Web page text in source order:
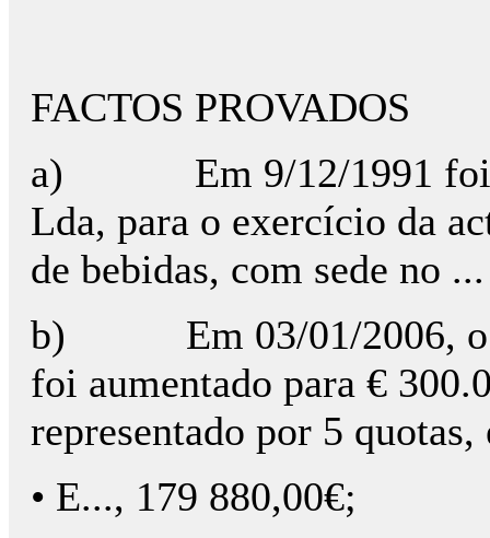
FACTOS PROVADOS
a) Em 9/12/1991 foi
Lda, para o exercício da
de bebidas, com sede no
b) Em 03/01/2006, o
foi aumentado para €
representado por 5
• E..., 179 880,00€;